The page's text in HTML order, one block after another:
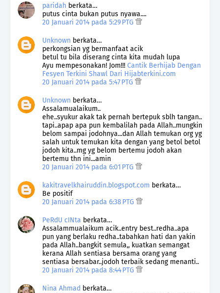
paridah berkata…
putus cinta bukan putus nyawa....
20 Januari 2014 pada 5:29 PTG
Unknown berkata…
perkongsian yg bermanfaat acik
betul tu bila diserang cinta kita mudah lupa
Ayu mempesonakan! Jom!!! Cantik Berhijab Dengan
Fesyen Terkini Shawl Dari Hijabterkini.com
20 Januari 2014 pada 5:47 PTG
Unknown berkata…
Assalamualaikum..
ehe..syukur akak tak pernah bertepuk sblh tangan..
tapi..apap apa pun kembalilah pada Allah..mungkin
belom sampai jodohnya...dan Allah temukan org yg
salah untuk temukan kita dengan yang betol betol
jodoh kita..mg yg belom bertemu jodoh akan
bertemu thn ini...amin
20 Januari 2014 pada 6:01 PTG
kakitravelkhairuddin.blogspot.com berkata…
Be positif
20 Januari 2014 pada 6:38 PTG
PeRdU cINta berkata…
Assalammualaikum acik..entry best..redha..apa
pun yang berlaku redha..tabahkan hati dan yakin
pada Allah..bangkit semula,, kuatkan semangat
kerana Allah sentiasa bersama orang yang
sentiasa bersabar..jodoh terbaik sedang menanti..
20 Januari 2014 pada 8:44 PTG
Nina Ahmad berkata…